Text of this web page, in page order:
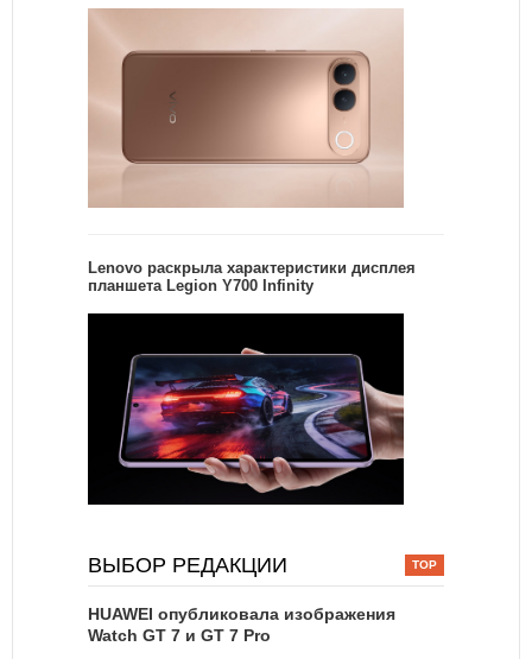
Lenovo раскрыла характеристики дисплея
планшета Legion Y700 Infinity
ВЫБОР РЕДАКЦИИ
HUAWEI опубликовала изображения
Watch GT 7 и GT 7 Pro